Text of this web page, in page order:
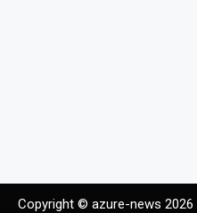
Copyright © azure-news 2026